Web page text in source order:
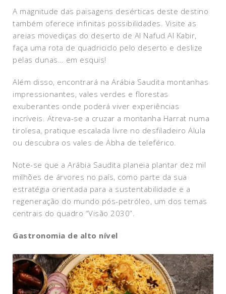
A magnitude das paisagens desérticas deste destino
também oferece infinitas possibilidades. Visite as
areias movediças do deserto de Al Nafud Al Kabir,
faça uma rota de quadriciclo pelo deserto e deslize
pelas dunas… em esquis!
Além disso, encontrará na Arábia Saudita montanhas
impressionantes, vales verdes e florestas
exuberantes onde poderá viver experiências
incríveis. Atreva-se a cruzar a montanha Harrat numa
tirolesa, pratique escalada livre no desfiladeiro Alula
ou descubra os vales de Abha de teleférico.
Note-se que a Arábia Saudita planeia plantar dez mil
milhões de árvores no país, como parte da sua
estratégia orientada para a sustentabilidade e a
regeneração do mundo pós-petróleo, um dos temas
centrais do quadro “Visão 2030”.
Gastronomia de alto nível